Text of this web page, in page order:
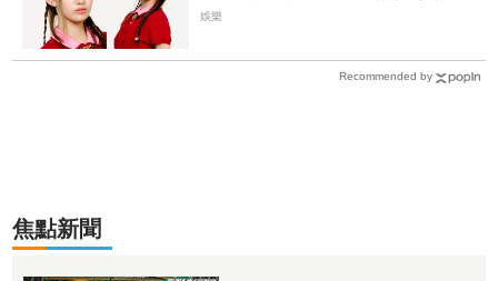
粉絲嗨喊：強大的家族基因
娛樂
Recommended by
焦點新聞